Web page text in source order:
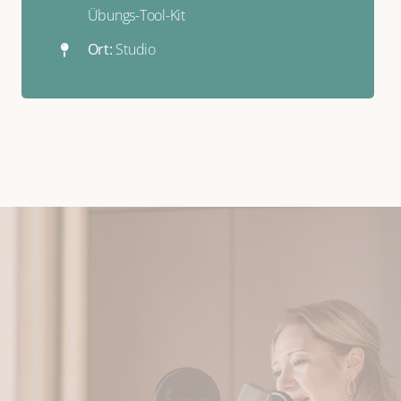
Übungs-Tool-Kit
Ort: Studio